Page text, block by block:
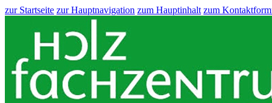
zur Startseite zur Hauptnavigation zum Hauptinhalt zum